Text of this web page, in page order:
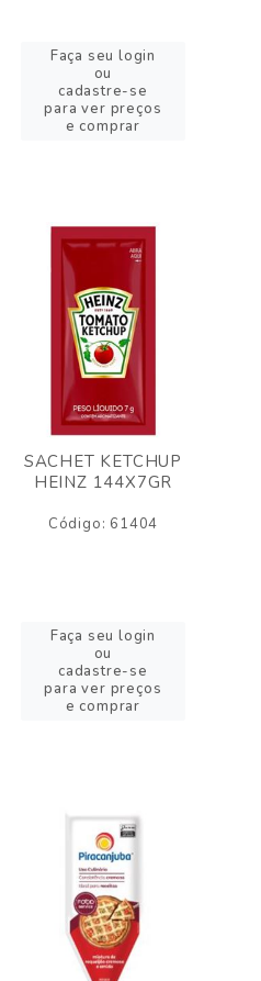
Faça seu login
ou
cadastre-se
para ver preços
e comprar
SACHET KETCHUP
HEINZ 144X7GR
Código: 61404
Faça seu login
ou
cadastre-se
para ver preços
e comprar